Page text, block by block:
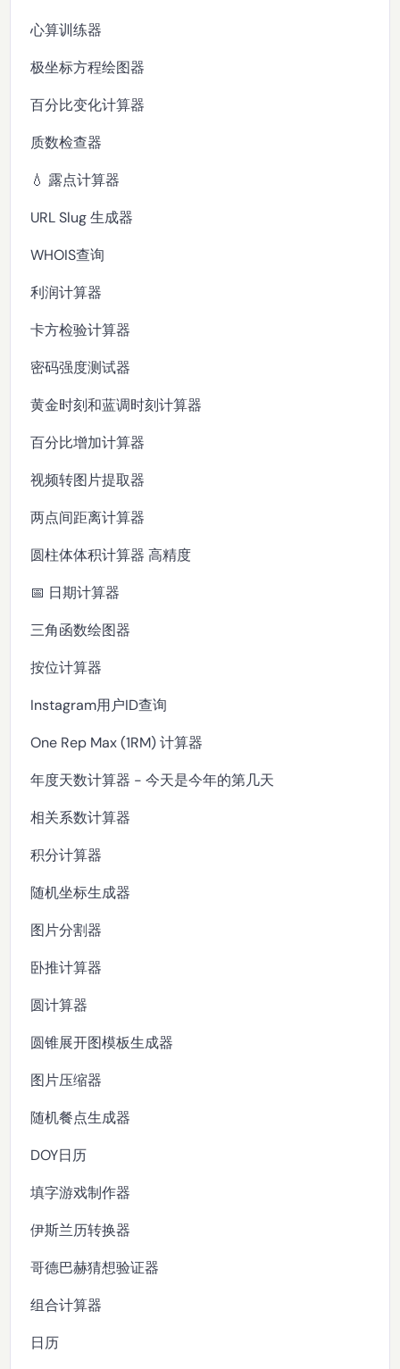
心算训练器
极坐标方程绘图器
百分比变化计算器
质数检查器
💧 露点计算器
URL Slug 生成器
WHOIS查询
利润计算器
卡方检验计算器
密码强度测试器
黄金时刻和蓝调时刻计算器
百分比增加计算器
视频转图片提取器
两点间距离计算器
圆柱体体积计算器 高精度
📅 日期计算器
三角函数绘图器
按位计算器
Instagram用户ID查询
One Rep Max (1RM) 计算器
年度天数计算器 - 今天是今年的第几天
相关系数计算器
积分计算器
随机坐标生成器
图片分割器
卧推计算器
圆计算器
圆锥展开图模板生成器
图片压缩器
随机餐点生成器
DOY日历
填字游戏制作器
伊斯兰历转换器
哥德巴赫猜想验证器
组合计算器
日历